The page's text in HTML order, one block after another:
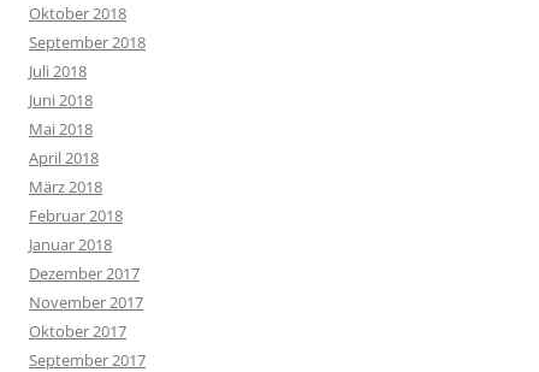
Oktober 2018
September 2018
Juli 2018
Juni 2018
Mai 2018
April 2018
März 2018
Februar 2018
Januar 2018
Dezember 2017
November 2017
Oktober 2017
September 2017